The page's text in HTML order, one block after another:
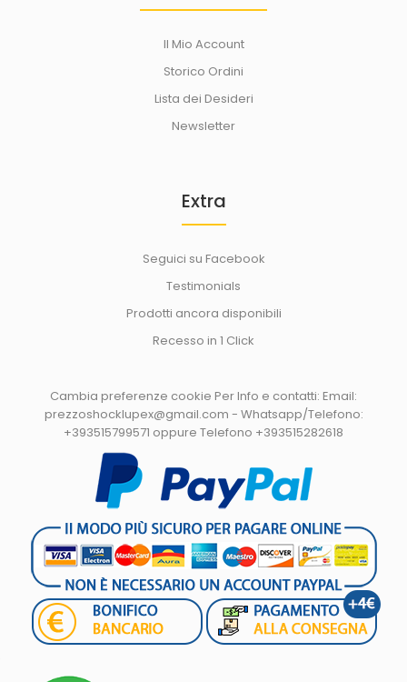
Il Mio Account
Storico Ordini
Lista dei Desideri
Newsletter
Extra
Seguici su Facebook
Testimonials
Prodotti ancora disponibili
Recesso in 1 Click
Cambia preferenze cookie Per Info e contatti: Email:
prezzoshocklupex@gmail.com - Whatsapp/Telefono:
+393515799571 oppure Telefono +393515282618